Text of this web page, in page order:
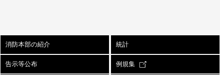
消防本部の紹介 統計
告示等公布 例規集